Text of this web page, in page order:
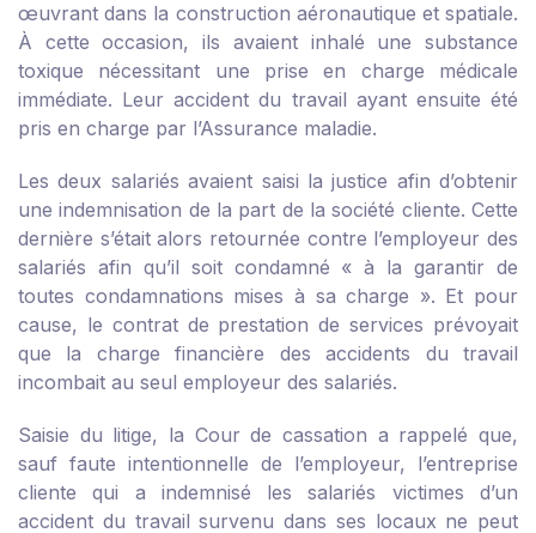
œuvrant dans la construction aéronautique et spatiale.
À cette occasion, ils avaient inhalé une substance
toxique nécessitant une prise en charge médicale
immédiate. Leur accident du travail ayant ensuite été
pris en charge par l’Assurance maladie.
Les deux salariés avaient saisi la justice afin d’obtenir
une indemnisation de la part de la société cliente. Cette
dernière s’était alors retournée contre l’employeur des
salariés afin qu’il soit condamné « à la garantir de
toutes condamnations mises à sa charge ». Et pour
cause, le contrat de prestation de services prévoyait
que la charge financière des accidents du travail
incombait au seul employeur des salariés.
Saisie du litige, la Cour de cassation a rappelé que,
sauf faute intentionnelle de l’employeur, l’entreprise
cliente qui a indemnisé les salariés victimes d’un
accident du travail survenu dans ses locaux ne peut